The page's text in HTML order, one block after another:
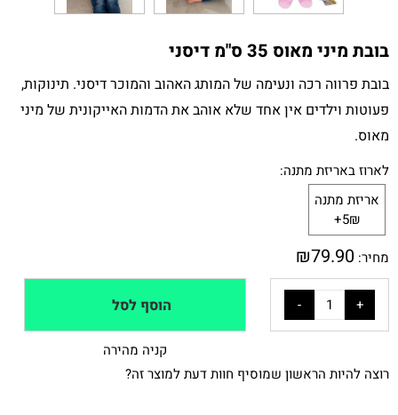
בובת מיני מאוס 35 ס"מ דיסני
בובת פרווה רכה ונעימה של המותג האהוב והמוכר דיסני. תינוקות,
פעוטות וילדים אין אחד שלא אוהב את הדמות האייקונית של מיני
מאוס.
לארוז באריזת מתנה:
אריזת מתנה
5₪+
מחיר:
₪79.90
הוסף לסל
קניה מהירה
רוצה להיות הראשון שמוסיף חוות דעת למוצר זה?